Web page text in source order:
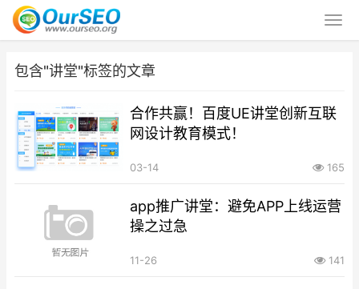
包含"讲堂"标签的文章
合作共赢！百度UE讲堂创新互联
网设计教育模式！
03-14 165
app推广讲堂：避免APP上线运营
操之过急
11-26 141